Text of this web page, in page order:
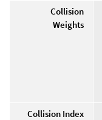
Collision
Weights
Collision Index